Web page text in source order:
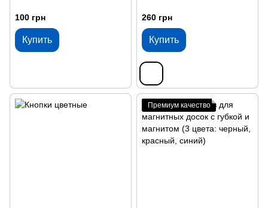
100 грн
Купить
260 грн
Купить
Премиум качество